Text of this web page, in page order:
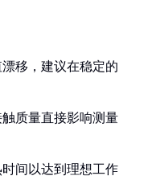
移，建议在稳定的
触质量直接影响测量
时间以达到理想工作